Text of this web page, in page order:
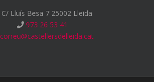
C/ Lluís Besa 7 25002 Lleida
973 26 53 41
correu@castellersdelleida.cat